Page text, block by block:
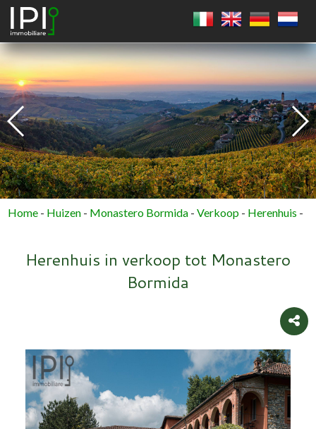
Home - Huizen - Monastero Bormida -Verkoop - Herenhuis -
Herenhuis in verkoop tot Monastero
Bormida
VIERKANT
CIRKEL
VEELHOEK